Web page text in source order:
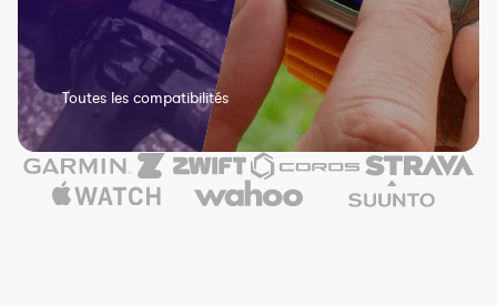
Toutes les compatibilités